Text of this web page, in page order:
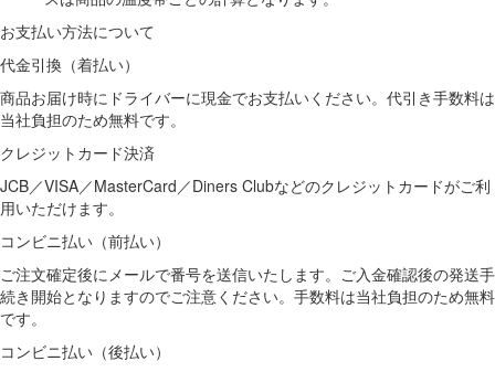
お支払い方法について
代金引換（着払い）
商品お届け時にドライバーに現金でお支払いください。代引き手数料は
当社負担のため無料です。
クレジットカード決済
JCB／VISA／MasterCard／Diners Clubなどのクレジットカードがご利
用いただけます。
コンビニ払い（前払い）
ご注文確定後にメールで番号を送信いたします。ご入金確認後の発送手
続き開始となりますのでご注意ください。手数料は当社負担のため無料
です。
コンビニ払い（後払い）